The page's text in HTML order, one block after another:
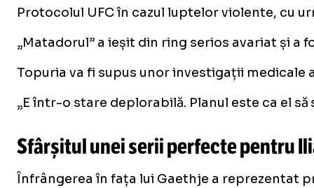
Protocolul UFC în cazul luptelor violente, cu
„Matadorul” a ieșit din ring serios avariat și
Topuria va fi supus unor investigații
„E într-o stare deplorabilă. Planul este ca el
Sfârșitul unei serii perfecte pentru
Înfrângerea în fața lui Gaethje a reprezentat